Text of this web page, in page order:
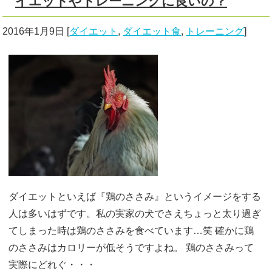
2016年1月9日 [ダイエット , ダイエット食, トレーニング]
ダイエットといえば『鶏のささみ』というイメージをする
人は多いはずです。私の実家の犬でさえちょっと太り過ぎ
てしまった時は鶏のささみを食べています…笑 確かに鶏
のささみはカロリーが低そうですよね。 鶏のささみって
実際にどれぐ・・・